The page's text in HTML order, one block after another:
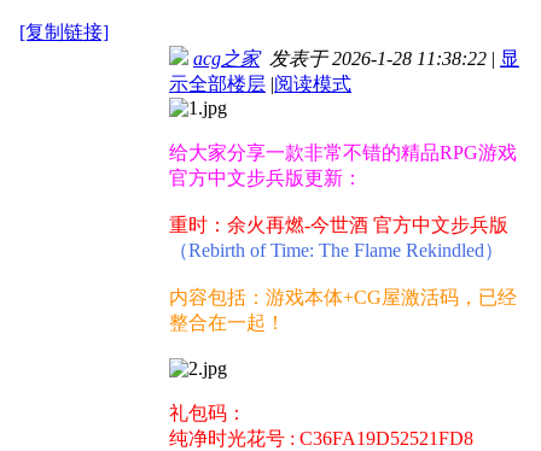
[复制链接]
acg之家发表于 2026-1-28 11:38:22 | 显
示全部楼层 |阅读模式
给大家分享一款非常不错的精品RPG游戏
官方中文步兵版更新：
重时：余火再燃-今世酒 官方中文步兵版
（Rebirth of Time: The Flame Rekindled）
内容包括：游戏本体+CG屋激活码，已经
整合在一起！
礼包码：
纯净时光花号 : C36FA19D52521FD8